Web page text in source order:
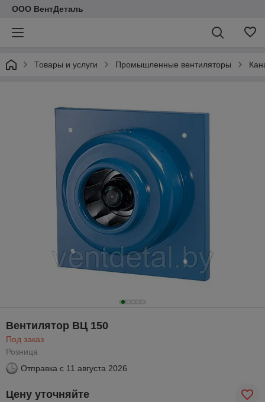
ООО ВентДеталь
Товары и услуги Промышленные вентиляторы
Вентилятор ВЦ 150
Под заказ
Розница
Отправка с 11 августа 2026
Цену уточняйте